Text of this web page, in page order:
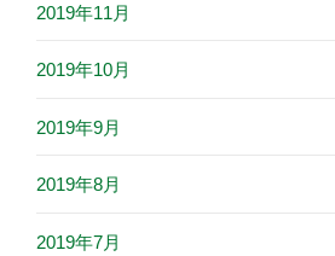
2019年11月
2019年10月
2019年9月
2019年8月
2019年7月